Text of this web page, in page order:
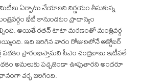
ఏర్పాటు చేయాలని నిర్ణయం తీసుకున్న
భేటీ కానుండటం ప్రాధాన్యం
అయితే రతన్ టాటా మరణంతో మంత్రివర్గ
ఇది జరిగిన వారం రోజులలోనే అక్టోబర్
ప్రారంభిస్తామని సీఎం చంద్రబాబు ఇటీవలే
అమలుకు పచ్చజెండా ఊపుతారని అందరూ
చర్చ జరిగింది.